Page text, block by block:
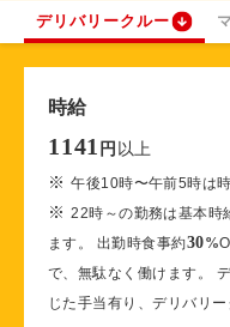
デリバリークルー
時給
1141 円 以上
※午後10時〜午前5時は
※22時～の勤務は基本時
ます。 出勤時食事約30%
で、無駄なく働けます。
じた手当有り、デリバリ